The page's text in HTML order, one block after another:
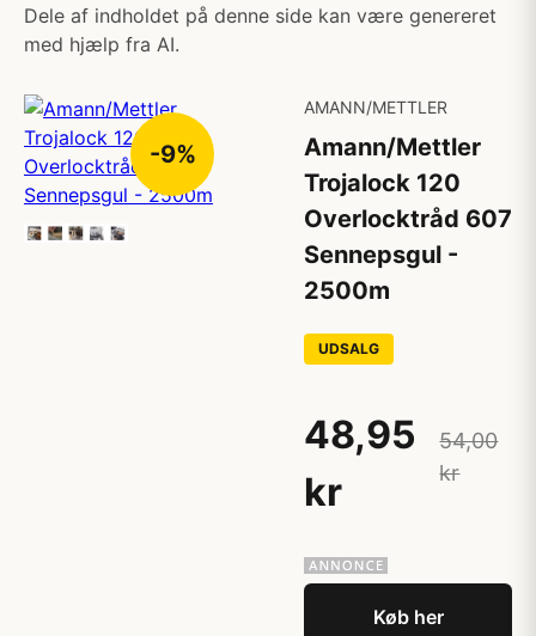
Dele af indholdet på denne side kan være genereret
med hjælp fra AI.
-9%
AMANN/METTLER
Amann/Mettler
Trojalock 120
Overlocktråd 607
Sennepsgul -
2500m
UDSALG
48,95
kr
54,00
kr
Køb her